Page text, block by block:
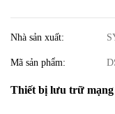
Nhà sản xuất:
Mã sản phẩm:
Thiết bị lưu trữ mạng